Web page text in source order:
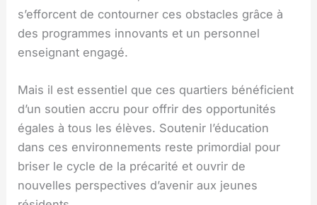
s’efforcent de contourner ces obstacles grâce à
des programmes innovants et un personnel
enseignant engagé.
Mais il est essentiel que ces quartiers bénéficient
d’un soutien accru pour offrir des opportunités
égales à tous les élèves. Soutenir l’éducation
dans ces environnements reste primordial pour
briser le cycle de la précarité et ouvrir de
nouvelles perspectives d’avenir aux jeunes